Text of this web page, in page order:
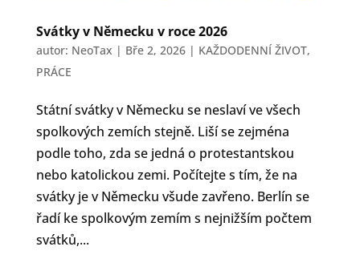
Svátky v Německu v roce 2026
autor: NeoTax | Bře 2, 2026| KAŽDODENNÍ ŽIVOT,
PRÁCE
Státní svátky v Německu se neslaví ve všech
spolkových zemích stejně. Liší se zejména
podle toho, zda se jedná o protestantskou
nebo katolickou zemi. Počítejte s tím, že na
svátky je v Německu všude zavřeno. Berlín se
řadí ke spolkovým zemím s nejnižším počtem
svátků,...